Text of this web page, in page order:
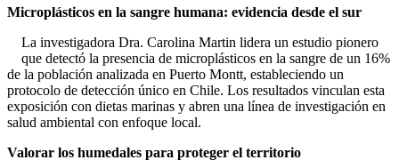
Microplásticos en la sangre humana: evidencia desde el sur
La investigadora Dra. Carolina Martin lidera un estudio pionero
que detectó la presencia de microplásticos en la sangre de un 16%
de la población analizada en Puerto Montt, estableciendo un
protocolo de detección único en Chile. Los resultados vinculan esta
exposición con dietas marinas y abren una línea de investigación en
salud ambiental con enfoque local.
Valorar los humedales para proteger el territorio